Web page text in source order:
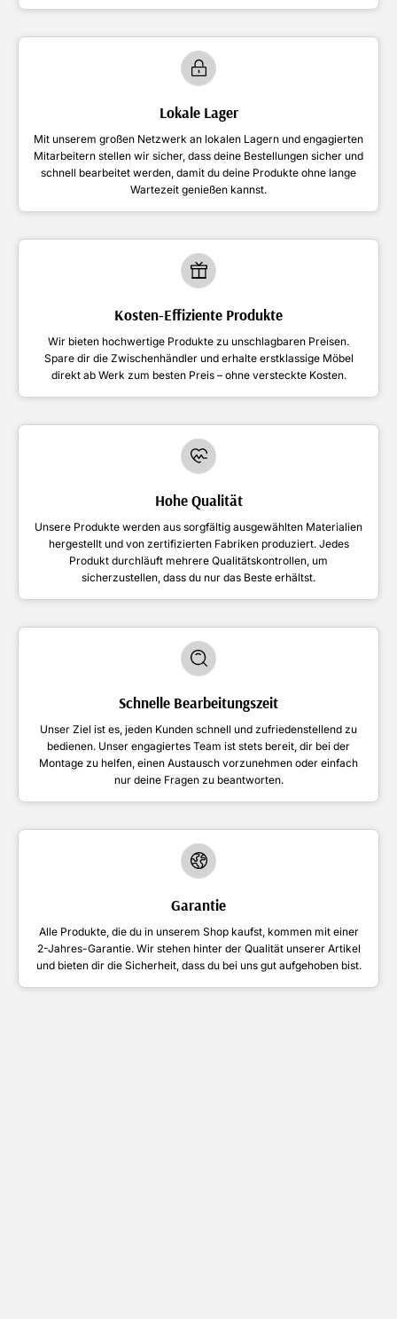
Lokale Lager
Mit unserem großen Netzwerk an lokalen Lagern und engagierten
Mitarbeitern stellen wir sicher, dass deine Bestellungen sicher und
schnell bearbeitet werden, damit du deine Produkte ohne lange
Wartezeit genießen kannst.
Kosten-Effiziente Produkte
Wir bieten hochwertige Produkte zu unschlagbaren Preisen.
Spare dir die Zwischenhändler und erhalte erstklassige Möbel
direkt ab Werk zum besten Preis – ohne versteckte Kosten.
Hohe Qualität
Unsere Produkte werden aus sorgfältig ausgewählten Materialien
hergestellt und von zertifizierten Fabriken produziert. Jedes
Produkt durchläuft mehrere Qualitätskontrollen, um
sicherzustellen, dass du nur das Beste erhältst.
Schnelle Bearbeitungszeit
Unser Ziel ist es, jeden Kunden schnell und zufriedenstellend zu
bedienen. Unser engagiertes Team ist stets bereit, dir bei der
Montage zu helfen, einen Austausch vorzunehmen oder einfach
nur deine Fragen zu beantworten.
Garantie
Alle Produkte, die du in unserem Shop kaufst, kommen mit einer
2-Jahres-Garantie. Wir stehen hinter der Qualität unserer Artikel
und bieten dir die Sicherheit, dass du bei uns gut aufgehoben bist.